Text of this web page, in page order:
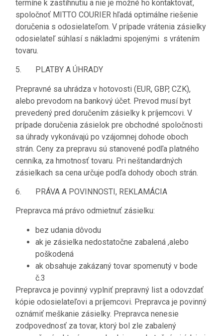
termíne k zastihnutiu a nie je možné ho kontaktovať,
spoločnoť MITTO COURIER hľadá optimálne riešenie
doručenia s odosielateľom. V prípade vrátenia zásielky
odosielateľ súhlasí s nákladmi spojenými s vrátením
tovaru.
5. PLATBY A ÚHRADY
Prepravné sa uhrádza v hotovosti (EUR, GBP, CZK),
alebo prevodom na bankový účet. Prevod musí byt
prevedený pred doručením zásielky k príjemcovi. V
prípade doručenia zásielok pre obchodné spoločnosti
sa úhrady vykonávajú po vzájomnej dohode oboch
strán. Ceny za prepravu sú stanovené podľa platného
cenníka, za hmotnosť tovaru. Pri neštandardných
zásielkach sa cena určuje podľa dohody oboch strán.
6. PRÁVA A POVINNOSTI, REKLAMÁCIA
Prepravca má právo odmietnuť zásielku:
bez udania dôvodu
ak je zásielka nedostatočne zabalená ,alebo
poškodená
ak obsahuje zakázaný tovar spomenutý v bode
č.3
Prepravca je povinný vyplniť prepravný list a odovzdať
kópie odosielateľovi a príjemcovi. Prepravca je povinný
oznámiť meškanie zásielky. Prepravca nenesie
zodpovednosť za tovar, ktorý bol zle zabalený